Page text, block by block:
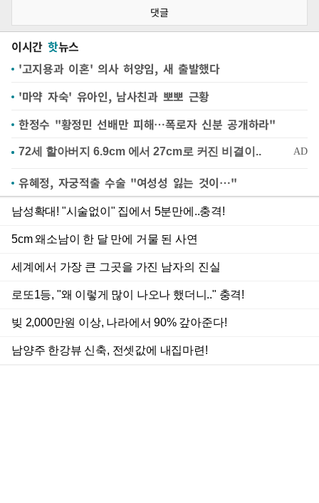
댓글
이시간 핫뉴스
'고지용과 이혼' 의사 허양임, 새 출발했다
'마약 자숙' 유아인, 남사친과 뽀뽀 근황
한정수 "황정민 선배만 피해…폭로자 신분 공개하라"
유혜정, 자궁적출 수술 "여성성 잃는 것이…"